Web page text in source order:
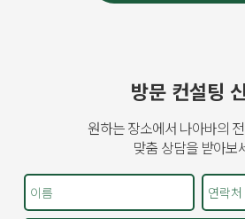
방문 컨설팅
원하는 장소에서 나아바의
맞춤 상담을 받아보